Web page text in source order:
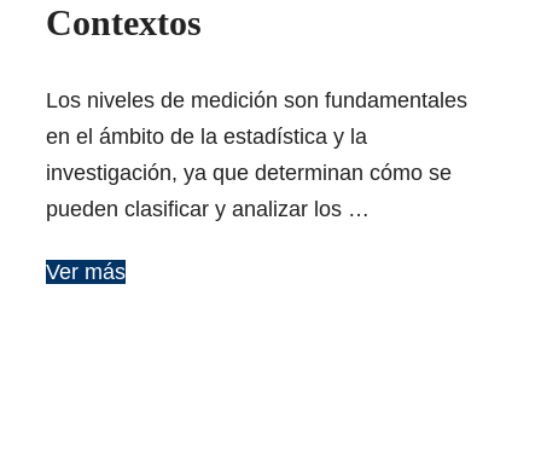
Contextos
Los niveles de medición son fundamentales
en el ámbito de la estadística y la
investigación, ya que determinan cómo se
pueden clasificar y analizar los …
Ver más